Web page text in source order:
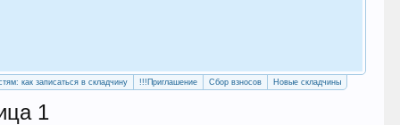
как записаться в складчину !!!Приглашение Сбор взносов Новые складчины
1